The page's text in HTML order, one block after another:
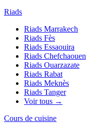
Riads
Riads Marrakech
Riads Fès
Riads Essaouira
Riads Chefchaouen
Riads Ouarzazate
Riads Rabat
Riads Meknès
Riads Tanger
Voir tous →
Cours de cuisine